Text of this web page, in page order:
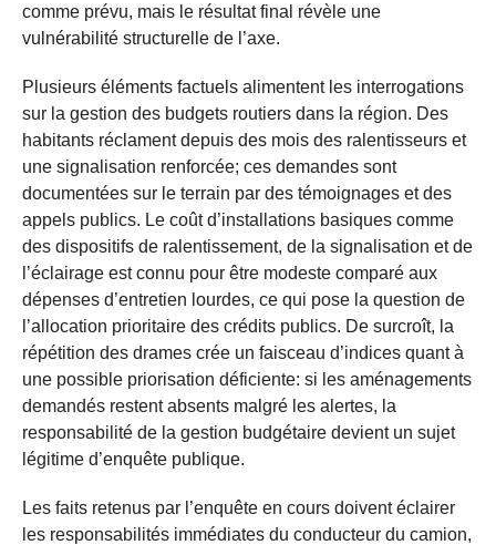
comme prévu, mais le résultat final révèle une
vulnérabilité structurelle de l’axe.
Plusieurs éléments factuels alimentent les interrogations
sur la gestion des budgets routiers dans la région. Des
habitants réclament depuis des mois des ralentisseurs et
une signalisation renforcée; ces demandes sont
documentées sur le terrain par des témoignages et des
appels publics. Le coût d’installations basiques comme
des dispositifs de ralentissement, de la signalisation et de
l’éclairage est connu pour être modeste comparé aux
dépenses d’entretien lourdes, ce qui pose la question de
l’allocation prioritaire des crédits publics. De surcroît, la
répétition des drames crée un faisceau d’indices quant à
une possible priorisation déficiente: si les aménagements
demandés restent absents malgré les alertes, la
responsabilité de la gestion budgétaire devient un sujet
légitime d’enquête publique.
Les faits retenus par l’enquête en cours doivent éclairer
les responsabilités immédiates du conducteur du camion,